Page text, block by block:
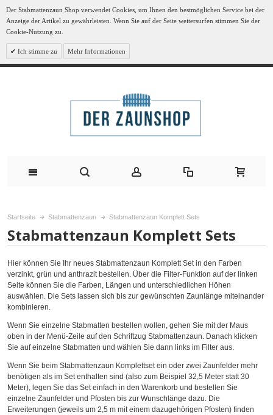
Der Stabmattenzaun Shop verwendet Cookies, um Ihnen den bestmöglichen Service bei der
Anzeige der Artikel zu gewährleisten. Wenn Sie auf der Seite weitersurfen stimmen Sie der
Cookie-Nutzung zu.
Ich stimme zu Mehr Informationen
Startseite Stabmattenzaun Stabmattenzaun Komplett Sets
Stabmattenzaun Komplett Sets
Hier können Sie Ihr neues Stabmattenzaun Komplett Set in den Farben
verzinkt, grün und anthrazit bestellen. Über die Filter-Funktion auf der linken
Seite können Sie die Farben, Längen und unterschiedlichen Höhen
auswählen. Die Sets lassen sich bis zur gewünschten Zaunlänge miteinander
kombinieren.
Wenn Sie einzelne Stabmatten bestellen wollen, gehen Sie mit der Maus
oben in der Menü-Zeile auf den Schriftzug Stabmattenzaun. Danach klicken
Sie auf einzelne Stabmatten und wählen Sie dann links im Filter aus.
Wenn Sie beim Stabmattenzaun Komplettset ein oder zwei Zaunfelder mehr
benötigen als im Set enthalten sind (also zum Beispiel 32,5 Meter statt 30
Meter), legen Sie das Set einfach in den Warenkorb und bestellen Sie
einzelne Zaunfelder und Pfosten bis zur Wunschlänge dazu. Die
Erweiterungen (jeweils um 2,5 m mit einem dazugehörigen Pfosten) finden